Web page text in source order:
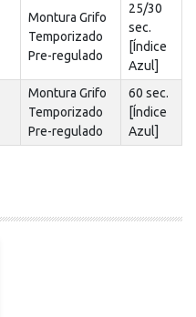
Montura Grifo
Temporizado
Pre-regulado
25/30
sec.
[Índice
Azul]
Montura Grifo
Temporizado
Pre-regulado
60 sec.
[Índice
Azul]